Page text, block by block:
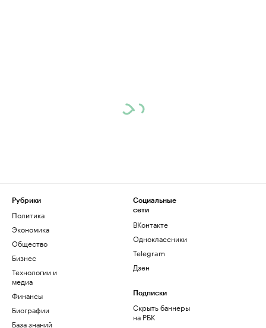
Рубрики
Политика
Экономика
Общество
Бизнес
Технологии и
медиа
Финансы
Биографии
База знаний
Социальные
сети
ВКонтакте
Одноклассники
Telegram
Дзен
Подписки
Скрыть баннеры
на РБК